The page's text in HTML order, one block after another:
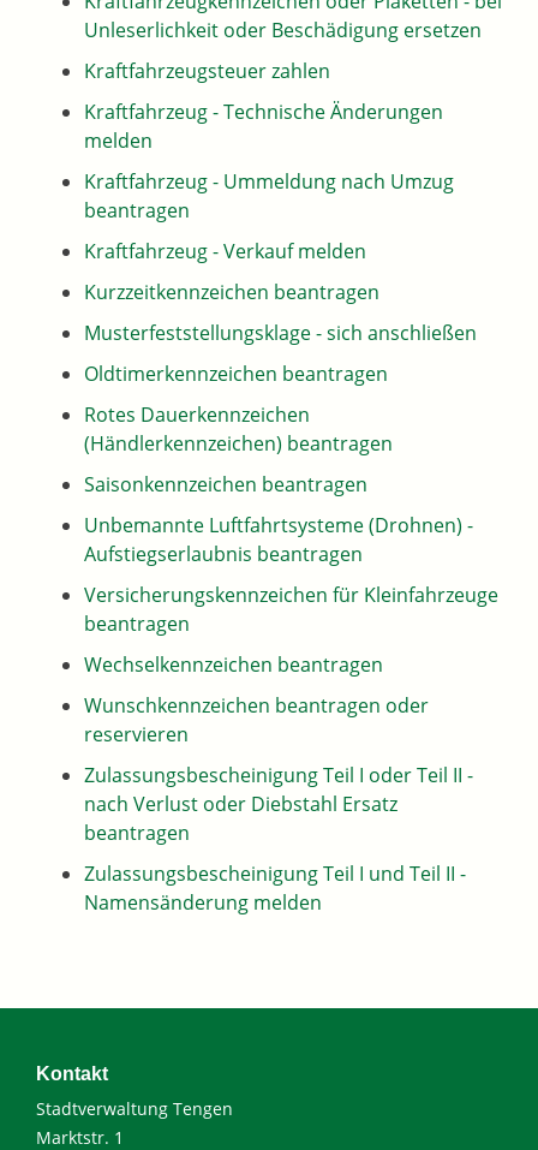
Unleserlichkeit oder Beschädigung ersetzen
Kraftfahrzeugsteuer zahlen
Kraftfahrzeug - Technische Änderungen
melden
Kraftfahrzeug - Ummeldung nach Umzug
beantragen
Kraftfahrzeug - Verkauf melden
Kurzzeitkennzeichen beantragen
Musterfeststellungsklage - sich anschließen
Oldtimerkennzeichen beantragen
Rotes Dauerkennzeichen
(Händlerkennzeichen) beantragen
Saisonkennzeichen beantragen
Unbemannte Luftfahrtsysteme (Drohnen) -
Aufstiegserlaubnis beantragen
Versicherungskennzeichen für Kleinfahrzeuge
beantragen
Wechselkennzeichen beantragen
Wunschkennzeichen beantragen oder
reservieren
Zulassungsbescheinigung Teil I oder Teil II -
nach Verlust oder Diebstahl Ersatz
beantragen
Zulassungsbescheinigung Teil I und Teil II -
Namensänderung melden
Kontakt
Stadtverwaltung Tengen
Marktstr. 1